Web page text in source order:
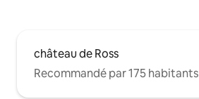
château de Ross
Recommandé par 175 habitants